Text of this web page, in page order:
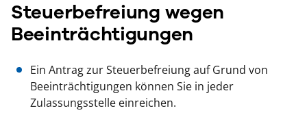
Steuerbefreiung wegen
Beeinträchtigungen
Ein Antrag zur Steuerbefreiung auf Grund von
Beeinträchtigungen können Sie in jeder
Zulassungsstelle einreichen.